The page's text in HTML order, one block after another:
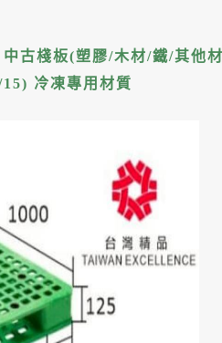
中古棧板(塑膠/木材/鐵/其他
冷凍專用材質